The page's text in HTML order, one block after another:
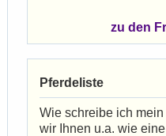
zu den
Pferdeliste
Wie schreibe ich
wir Ihnen u.a. wie